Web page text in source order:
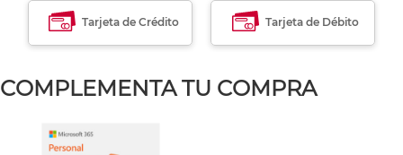
Tarjeta de Crédito Tarjeta de Débito
COMPLEMENTA TU COMPRA